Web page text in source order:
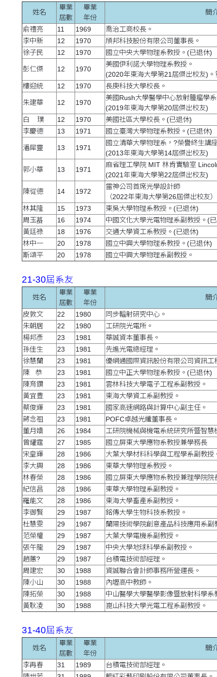
姓名
畢業
屆數
畢業
年份
簡
俞禮亮 11 1969
喬治工商校長。
李中新
12 1970
頎邦科技股份有限公司董事長。
徐子民
12 1970 國立中央大學物理系教授。(已退休)
彭仁傑 12 1970
美國伊利諾大學物理系教授。
(2020年東海大學第21屆傑出校友)
樓迎統
12 1970 長庚科技大學校長。
朱建華 12 1970
美國Rush大學醫學中心放射腫瘤學
(2019年東海大學第20屆傑出校友)
白 璞
12 1970
美國社區大學校長。(已退休)
李慶德
13 1971 國立臺灣大學物理系教授。(已退休)
潘犀靈 13 1971
國立清華大學物理系，?榮譽終生講
(2013年東海大學第14屆傑出校友)
郭小華 13 1971
麻省理工學院 MIT 林肯實驗室
(2021年東海大學第22屆傑出校友)
陳從德 14 1972
雷神公司首席光學設計師
（2022年東海大學第26屆傑出校友）
林其隆
15 1973
東吳大學物理系教授。(已退休)
周玉蟇
16 1974
中國文化大學光電物理系副教授。(
黃廷祿
18 1976
交通大學資工系教授。(已退休)
林中一
20 1978
國立中興大學物理系教授。(已退休)
斯頌平
20 1978 國立中興大學物理系副教授。
21-30屆系友
姓名
畢業
屆數
畢業
年份
簡
皮敦文 22 1980
同步輻射研究中心。
朱朝居
22 1980
工研院光電所。
楊邦彥
23 1981
華誠資本董事長。
孫佳生
23 1981
先進光電總經理。
徐慧蘭
23 1981
優網通國際資訊股份有限公司資訊工
陳 恭
23 1981
國立中正大學物理系教授。(已退休)
陳育鑽
23 1981
雲林科技大學電子工程系副教授。
黃宜豊
23 1981
東海大學資工系副教授。
蔡俊輝
23 1981
國家高速網路與計算中心副主任。
蔣念祖
23 1981
POFC卓越光纖董事長。
董月嬌
26 1984
工研院機械與機電系統研究所暨智慧
曾耀霆
27 1985
國立屏東大學應物系教授兼學務長
宋皇輝
28 1986
大葉大學材料科學與工程學系副教授
李大興
28 1986
東華大學物理系教授。
林春榮
28 1986
國立屏東大學應物系教授兼理學院院
紀信昌
28 1986
東華大學物理系副教授。
羅能文
28 1986
東海大學畜產系副教授。
李御賢
29 1987
銘傳大學生物科技系教授。
杜慧雯
29 1987
蘭陽技術學院創意產品科技應用系副
范榮權
29 1987
大葉大學電機系副教授。
張午龍
29 1987
中央大學地球科學系副教授。
趙蕙?
29 1987
台積電技術部經理。
周建宏
30 1988
資誠聯合會計師事務所營運長。
陳小山
30 1988
內壢高中教師。
陳拓榮
30 1988
中山醫學大學醫學影像暨放射科學系
黃耿凌
30 1988 崑山科技大學光電工程系副教授。
31-40屆系友
姓名
畢業
屆數
畢業
年份
簡
李再春 31 1989
台積電技術部經理。